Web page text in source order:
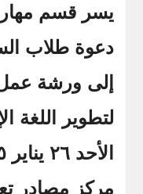
يسر قسم
دعوة طلاب
إلى ورشة
لتطوير اللغة
مركز مصادر